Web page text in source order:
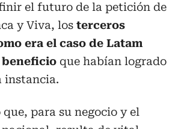
el futuro de la petición de
y Viva, los terceros
era el caso de Latam
beneficio que habían logrado
instancia.
que, para su negocio y el